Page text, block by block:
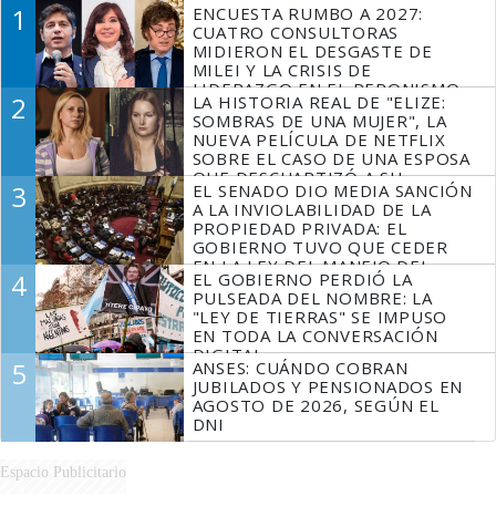
1
ENCUESTA RUMBO A 2027:
CUATRO CONSULTORAS
MIDIERON EL DESGASTE DE
MILEI Y LA CRISIS DE
LIDERAZGO EN EL PERONISMO
2
LA HISTORIA REAL DE "ELIZE:
SOMBRAS DE UNA MUJER", LA
NUEVA PELÍCULA DE NETFLIX
SOBRE EL CASO DE UNA ESPOSA
QUE DESCUARTIZÓ A SU
MARIDO
3
EL SENADO DIO MEDIA SANCIÓN
A LA INVIOLABILIDAD DE LA
PROPIEDAD PRIVADA: EL
GOBIERNO TUVO QUE CEDER
EN LA LEY DEL MANEJO DEL
FUEGO
4
EL GOBIERNO PERDIÓ LA
PULSEADA DEL NOMBRE: LA
"LEY DE TIERRAS" SE IMPUSO
EN TODA LA CONVERSACIÓN
DIGITAL
5
ANSES: CUÁNDO COBRAN
JUBILADOS Y PENSIONADOS EN
AGOSTO DE 2026, SEGÚN EL
DNI
Espacio Publicitario